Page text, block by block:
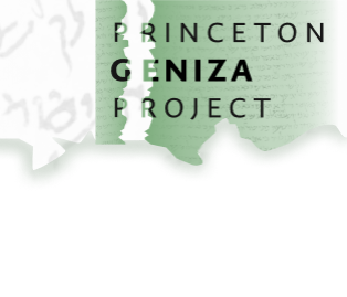
تخطي إلى المحتوى الرئيسي
الصفحة الرئيسية